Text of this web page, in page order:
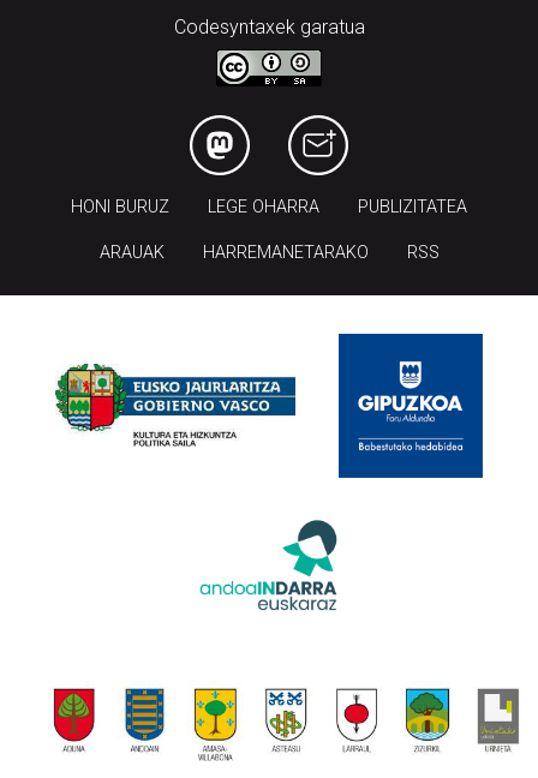
Codesyntaxek garatua
HONI BURUZ LEGE OHARRA PUBLIZITATEA
ARAUAK HARREMANETARAKO RSS